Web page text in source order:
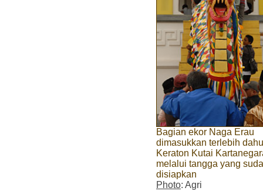
Bagian ekor Naga Erau
dimasukkan terlebih
Keraton Kutai
melalui tangga yang
disiapkan
Photo: Agri